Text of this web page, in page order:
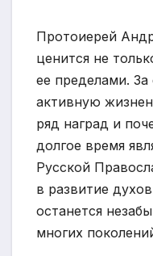
Протоиерей
ценится не
ее пределами.
активную
ряд наград и
долгое время
Русской
в развитие
останется
многих